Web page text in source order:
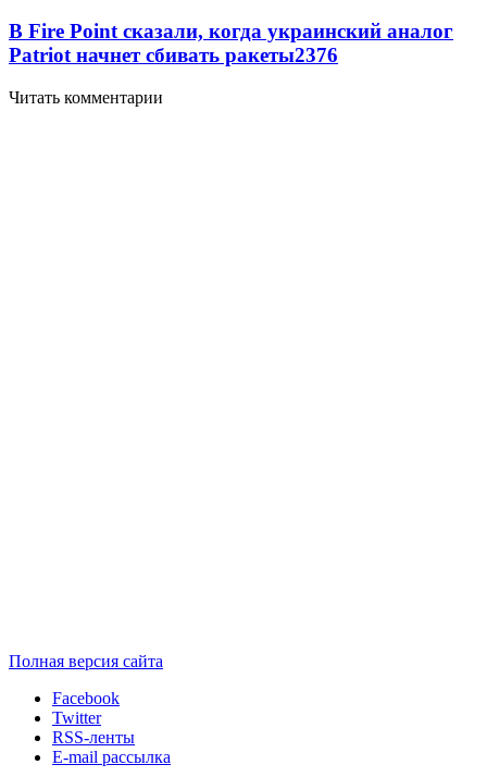
В Fire Point сказали, когда украинский аналог
Patriot начнет сбивать ракеты2376
Читать комментарии
Полная версия сайта
Facebook
Twitter
RSS-ленты
E-mail рассылка